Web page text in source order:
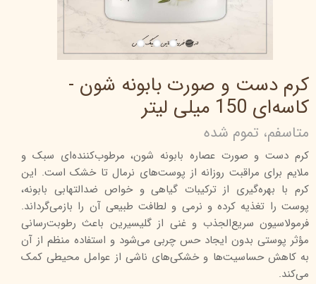
کرم دست و صورت بابونه شون -
کاسه‌ای 150 میلی لیتر
متاسفم، تموم شده
کرم دست و صورت عصاره بابونه شون، مرطوب‌کننده‌ای سبک و
ملایم برای مراقبت روزانه از پوست‌های نرمال تا خشک است. این
کرم با بهره‌گیری از ترکیبات گیاهی و خواص ضدالتهابی بابونه،
پوست را تغذیه کرده و نرمی و لطافت طبیعی آن را بازمی‌گرداند.
فرمولاسیون سریع‌الجذب و غنی از گلیسیرین باعث رطوبت‌رسانی
مؤثر پوستی بدون ایجاد حس چربی می‌شود و استفاده منظم از آن
به کاهش حساسیت‌ها و خشکی‌های ناشی از عوامل محیطی کمک
می‌کند.